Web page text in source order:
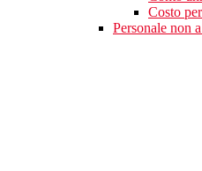
Costo
Personale non